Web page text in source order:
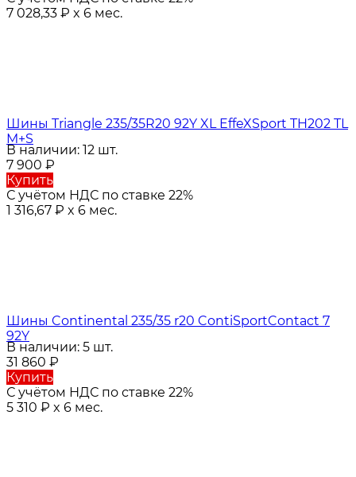
7 028,33 ₽ x 6 мес.
Шины Triangle 235/35R20 92Y XL EffeXSport TH202 TL
M+S
В наличии: 12 шт.
7 900 ₽
Купить
С учётом НДС по ставке 22%
1 316,67 ₽ x 6 мес.
Шины Continental 235/35 r20 ContiSportContact 7
92Y
В наличии: 5 шт.
31 860 ₽
Купить
С учётом НДС по ставке 22%
5 310 ₽ x 6 мес.